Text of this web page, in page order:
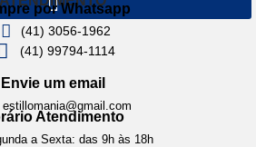
por Whatsapp
(41) 3056-1962
(41) 99794-1114
Envie um email
estillomania@gmail.com
Atendimento
a Sexta: das 9h às 18h